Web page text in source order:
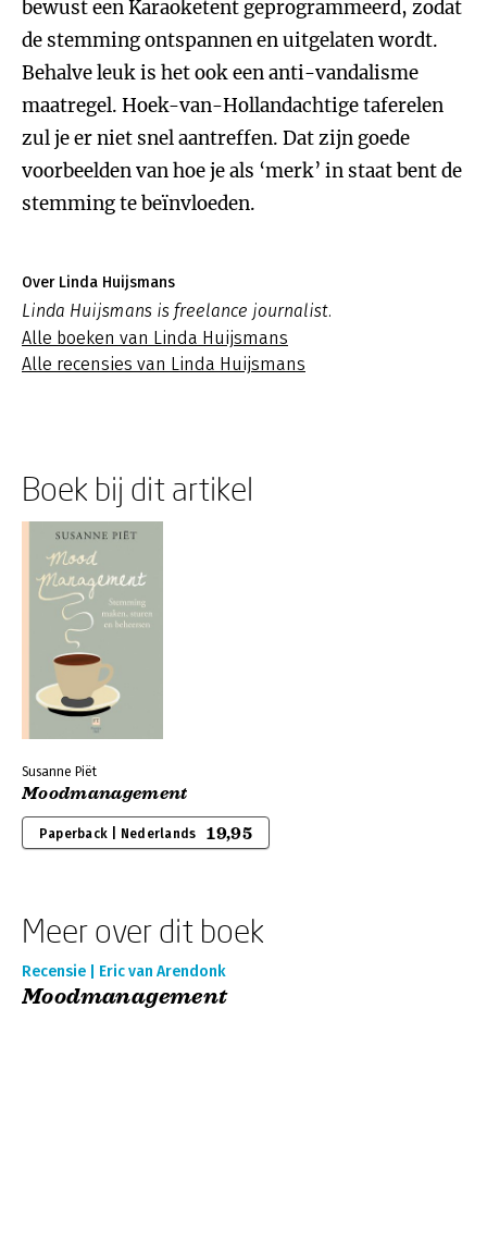
bewust een Karaoketent geprogrammeerd, zodat
de stemming ontspannen en uitgelaten wordt.
Behalve leuk is het ook een anti-vandalisme
maatregel. Hoek-van-Hollandachtige taferelen
zul je er niet snel aantreffen. Dat zijn goede
voorbeelden van hoe je als ‘merk’ in staat bent de
stemming te beïnvloeden.
Over Linda Huijsmans
Linda Huijsmans is freelance journalist.
Alle boeken van Linda Huijsmans
Alle recensies van Linda Huijsmans
Boek bij dit artikel
Susanne Piët
Moodmanagement
Paperback | Nederlands 19,95
Meer over dit boek
Recensie | Eric van Arendonk
Moodmanagement